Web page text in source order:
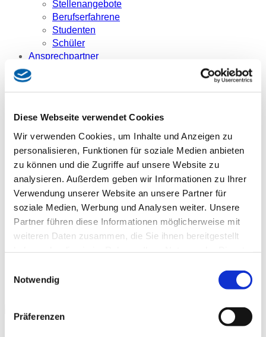
Diese Webseite verwendet Cookies
Wir verwenden Cookies, um Inhalte und Anzeigen zu
personalisieren, Funktionen für soziale Medien anbieten
zu können und die Zugriffe auf unsere Website zu
analysieren. Außerdem geben wir Informationen zu Ihrer
Verwendung unserer Website an unsere Partner für
soziale Medien, Werbung und Analysen weiter. Unsere
Partner führen diese Informationen möglicherweise mit
weiteren Daten zusammen, die Sie ihnen bereitgestellt
Notwendig
Präferenzen
Stellenangebote
Berufserfahrene
Studenten
Schüler
Ansprechpartner
Referenzen
Schlüsselfertig-Bau
Architekturbeton
Bauen im Bestand
Kanalbau
Bauträger
Bauherrenliste
Aktuelles
Downloads
Kontakt
Wer sind wir?
Unternehmensdaten